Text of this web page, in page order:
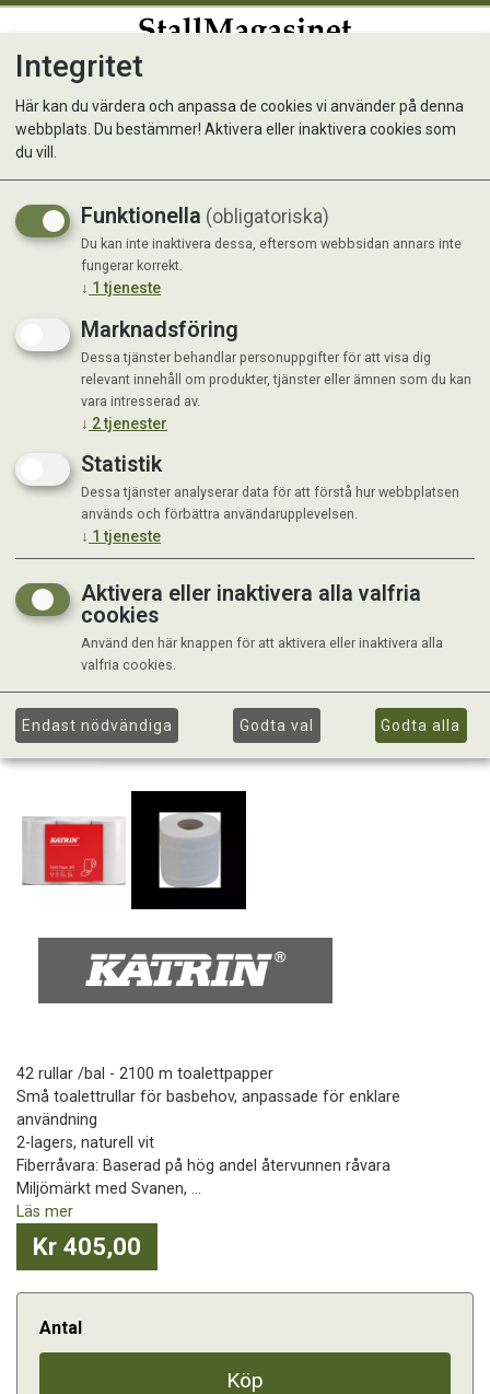
Toalettpapper Katrin Basic
50 m/rulle
Toalettpapper av bra kvalitet för alla
behov
42 rullar /bal - 2100 m toalettpapper
Små toalettrullar för basbehov, anpassade för enklare
användning
2-lagers, naturell vit
Fiberråvara: Baserad på hög andel återvunnen råvara
Miljömärkt med Svanen, ...
Läs mer
Kr 405,00
Antal
Köp
Integritet
Här kan du värdera och anpassa de cookies vi använder på denna
webbplats. Du bestämmer! Aktivera eller inaktivera cookies som
du vill.
Funktionella (obligatoriska)
Du kan inte inaktivera dessa, eftersom webbsidan annars inte
fungerar korrekt.
↓ 1 tjeneste
Marknadsföring
Dessa tjänster behandlar personuppgifter för att visa dig
relevant innehåll om produkter, tjänster eller ämnen som du kan
vara intresserad av.
↓ 2tjenester
Statistik
Dessa tjänster analyserar data för att förstå hur webbplatsen
används och förbättra användarupplevelsen.
↓ 1 tjeneste
Aktivera eller inaktivera alla valfria
cookies
Använd den här knappen för att aktivera eller inaktivera alla
valfria cookies.
Endast nödvändiga Godta val Godta alla